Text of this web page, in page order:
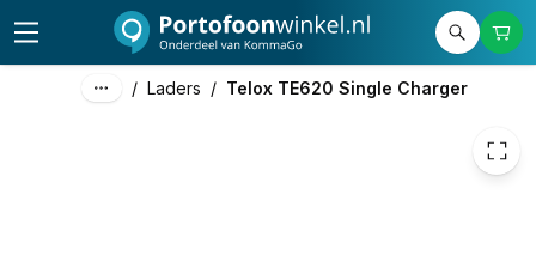
/ Laders / Telox TE620 Single Charger
20,00 excl. btw
24,20 incl. btw